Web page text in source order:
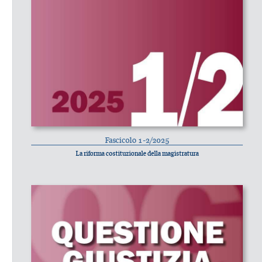
Fascicolo 1-2/2025
La riforma costituzionale della magistratura